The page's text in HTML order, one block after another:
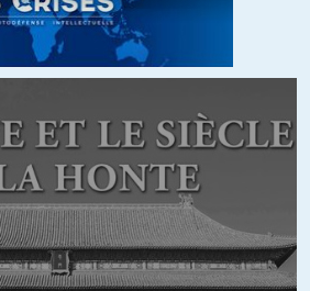
n’est pas synonyme de diplome d’étude
universitaire bac+3 à bac+7
enfr/bachelor's%20degree